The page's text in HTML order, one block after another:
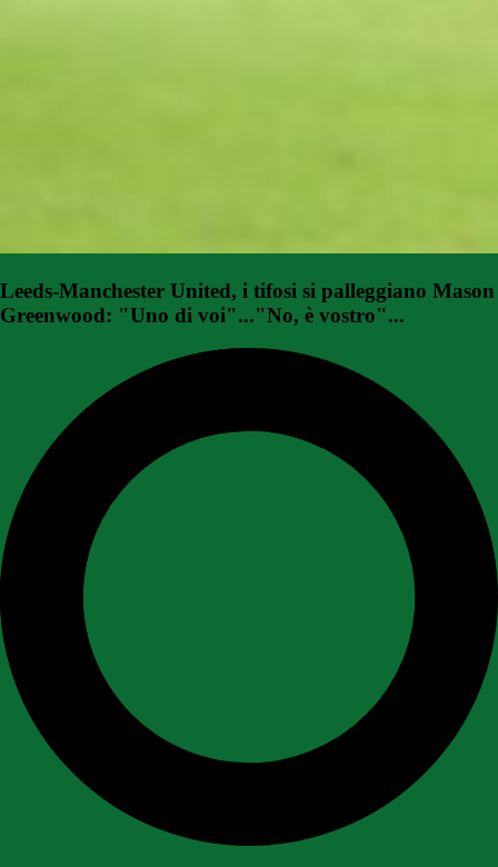
Leeds-Manchester United, i tifosi si palleggiano Mason
Greenwood: "Uno di voi"..."No, è vostro"...